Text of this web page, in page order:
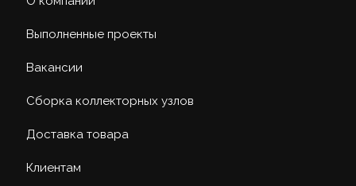
Выполненные проекты
Вакансии
Сборка коллекторных узлов
Доставка товара
Клиентам